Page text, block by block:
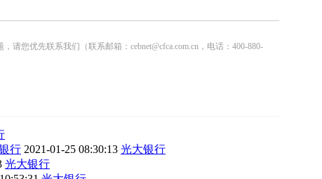
您优先联系我们（联系邮箱：cebnet@cfca.com.cn，电话：400-880-
行 2021-01-25 08:30:13 光大银行
光大银行